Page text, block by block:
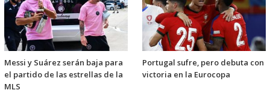
Messi y Suárez serán baja para
el partido de las estrellas de la
MLS
Portugal sufre, pero debuta con
victoria en la Eurocopa